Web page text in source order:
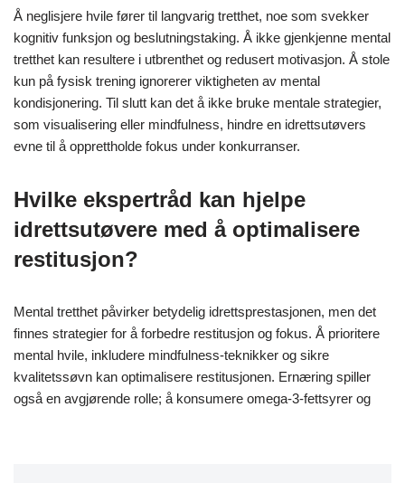
Å neglisjere hvile fører til langvarig tretthet, noe som svekker
kognitiv funksjon og beslutningstaking. Å ikke gjenkjenne mental
tretthet kan resultere i utbrenthet og redusert motivasjon. Å stole
kun på fysisk trening ignorerer viktigheten av mental
kondisjonering. Til slutt kan det å ikke bruke mentale strategier,
som visualisering eller mindfulness, hindre en idrettsutøvers
evne til å opprettholde fokus under konkurranser.
Hvilke ekspertråd kan hjelpe
idrettsutøvere med å optimalisere
restitusjon?
Mental tretthet påvirker betydelig idrettsprestasjonen, men det
finnes strategier for å forbedre restitusjon og fokus. Å prioritere
mental hvile, inkludere mindfulness-teknikker og sikre
kvalitetssøvn kan optimalisere restitusjonen. Ernæring spiller
også en avgjørende rolle; å konsumere omega-3-fettsyrer og